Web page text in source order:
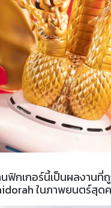
ฟิกเกอร์นี้เป็นผลงานที่
ในภาพยนตร์สุด